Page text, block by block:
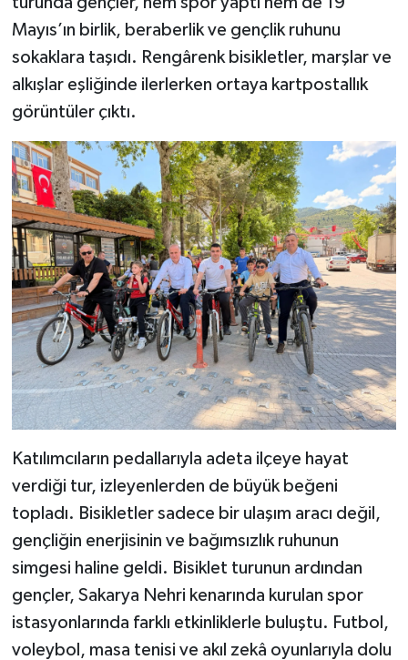
Mayıs’ın birlik, beraberlik ve gençlik ruhunu
sokaklara taşıdı. Rengârenk bisikletler, marşlar ve
alkışlar eşliğinde ilerlerken ortaya kartpostallık
görüntüler çıktı.
Katılımcıların pedallarıyla adeta ilçeye hayat
verdiği tur, izleyenlerden de büyük beğeni
topladı. Bisikletler sadece bir ulaşım aracı değil,
gençliğin enerjisinin ve bağımsızlık ruhunun
simgesi haline geldi. Bisiklet turunun ardından
gençler, Sakarya Nehri kenarında kurulan spor
istasyonlarında farklı etkinliklerle buluştu. Futbol,
voleybol, masa tenisi ve akıl zekâ oyunlarıyla dolu